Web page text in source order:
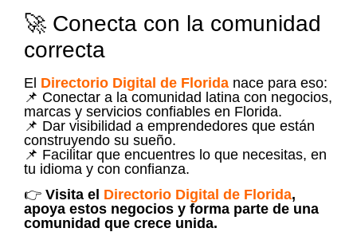
🚀 Conecta con la comunidad
correcta
El Directorio Digital de Florida nace para eso:
📌 Conectar a la comunidad latina con negocios,
marcas y servicios confiables en Florida.
📌 Dar visibilidad a emprendedores que están
construyendo su sueño.
📌 Facilitar que encuentres lo que necesitas, en
tu idioma y con confianza.
👉 Visita el Directorio Digital de Florida,
apoya estos negocios y forma parte de una
comunidad que crece unida.